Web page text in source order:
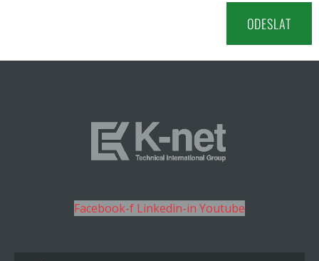
Facebook-f Linkedin-in Youtube